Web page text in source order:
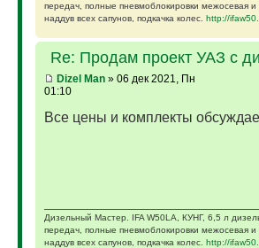
передач, полные пневмоблокировки межосевая и
наддув всех сапунов, подкачка колес. http://
Re: Продам проект УАЗ с
Dizel Man» 06 дек 2021, Пн
01:10
Все цены и комплекты
Дизельный Мастер. IFA W50LA, КУНГ, 6,5 л
передач, полные пневмоблокировки межосевая и
наддув всех сапунов, подкачка колес. http://